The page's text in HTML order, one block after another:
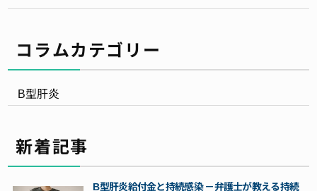
コラムカテゴリー
B型肝炎
新着記事
B型肝炎給付金と持続感染 －弁護士が教える持続